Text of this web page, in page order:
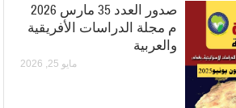
صدور العدد 35 مارس 2026
م مجلة الدراسات الأفريقية
والعربية
مايو 25, 2026